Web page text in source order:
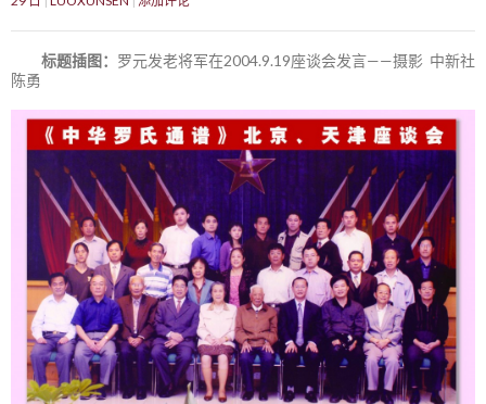
标题插图： 罗元发老将军在2004.9.19座谈会发言——摄影 中新社
陈勇